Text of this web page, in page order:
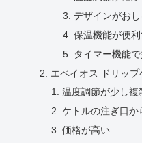
デザインがお
保温機能が便
タイマー機能
エペイオス ドリッ
温度調節が少し複
ケトルの注ぎ口か
価格が高い